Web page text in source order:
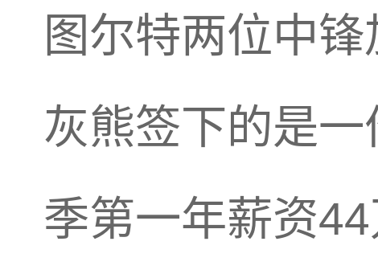
图尔特两位中
灰熊签下的是
季第一年薪资